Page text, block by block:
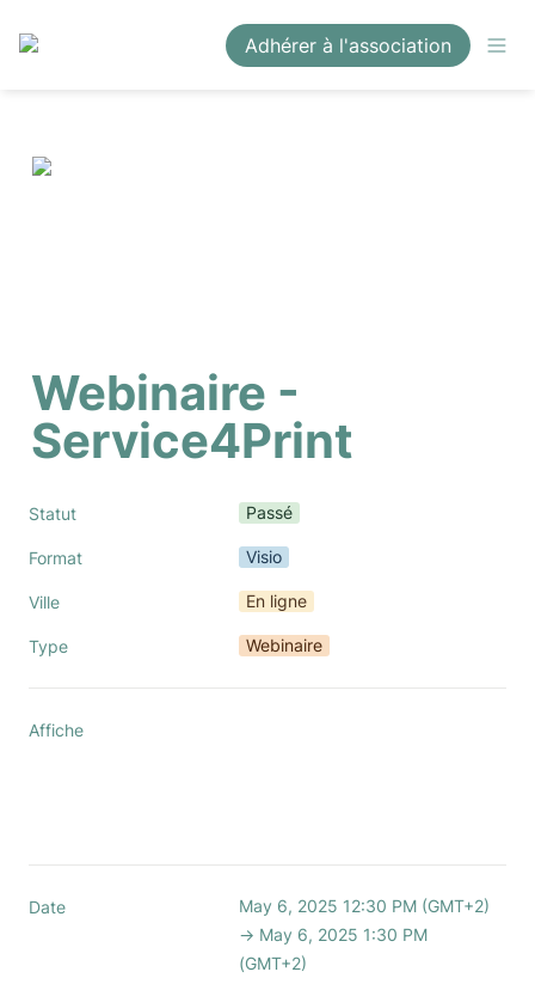
Adhérer à l'association
Webinaire -
Service4Print
Statut Passé
Format Visio
Ville En ligne
Type Webinaire
Affiche
Date
May 6, 2025 12:30 PM (GMT+2)
→ May 6, 2025 1:30 PM
(GMT+2)